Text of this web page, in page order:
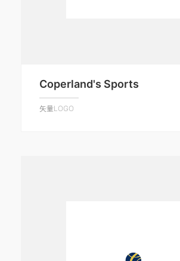
Coperland's Sports
矢量LOGO